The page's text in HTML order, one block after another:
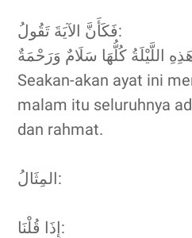
فَكَأَنَّ الآيَةَ تَقُولُ:
Seakan-akan ayat ini
malam itu seluruhnya
dan rahmat.
المِثَالُ:
إِذَا قُلْنَا: